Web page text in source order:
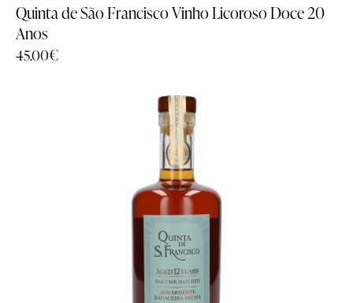
Quinta de São Francisco Vinho Licoroso Doce 20
Anos
45.00€
História
Sobre Nós
Timeline
Curiosidades
Quintas
História
Sobre Nós
Timeline
Curiosidades
Quintas